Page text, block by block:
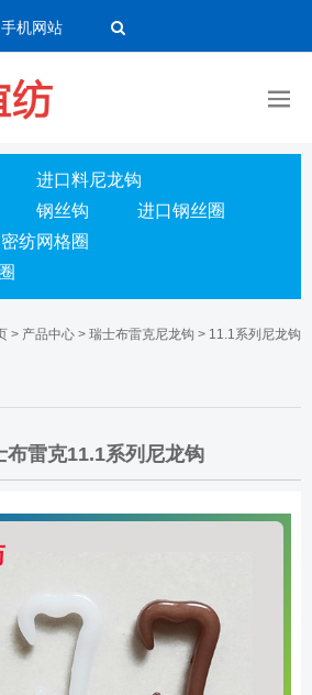
手机网站
进口料尼龙钩
钢丝钩
进口钢丝圈
纺网格圈
> 产品中心 > 瑞士布雷克尼龙钩 > 11.1系列尼龙钩
布雷克11.1系列尼龙钩